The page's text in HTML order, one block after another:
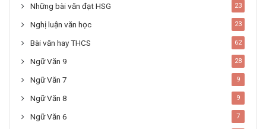
Những bài văn đạt HSG 23
Nghị luận văn học 23
Bài văn hay THCS 62
Ngữ Văn 9 28
Ngữ Văn 7 9
Ngữ Văn 8 9
Ngữ Văn 6 7